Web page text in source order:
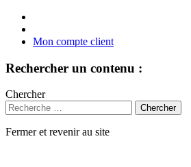
Mon compte client
Rechercher un contenu :
Chercher
Fermer et revenir au site